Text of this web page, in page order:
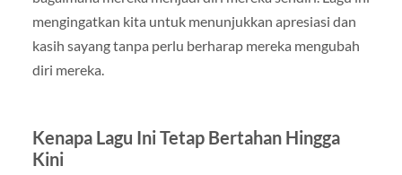
mengingatkan kita untuk menunjukkan apresiasi dan
kasih sayang tanpa perlu berharap mereka mengubah
diri mereka.
Kenapa Lagu Ini Tetap Bertahan Hingga
Kini